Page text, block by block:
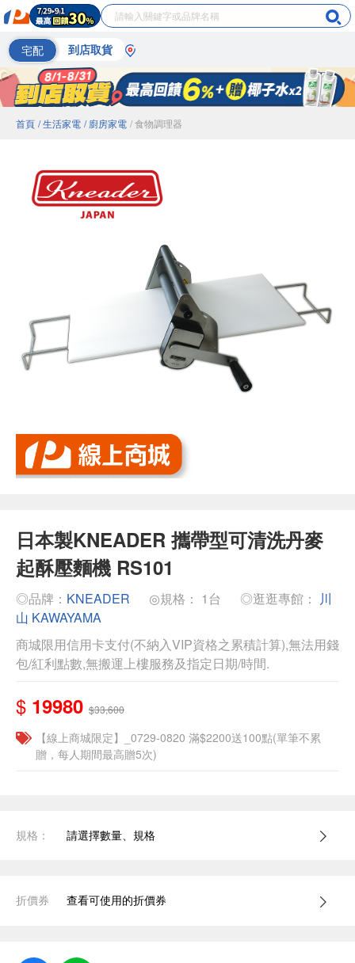
宅配 到店取貨
首頁 / 生活家電 / 廚房家電 / 食物調理器
日本製KNEADER 攜帶型可清洗丹麥
起酥壓麵機 RS101
◎品牌： KNEADER ◎規格： 1台 ◎逛逛專館： 川
山 KAWAYAMA
商城限用信用卡支付(不納入VIP資格之累積計算),無法用錢
包/紅利點數,無搬運上樓服務及指定日期/時間.
$ 19980 $33,600
【線上商城限定】_0729-0820 滿$2200送100點(單筆不累
贈，每人期間最高贈5次)
規格： 請選擇數量、規格
折價券 查看可使用的折價券